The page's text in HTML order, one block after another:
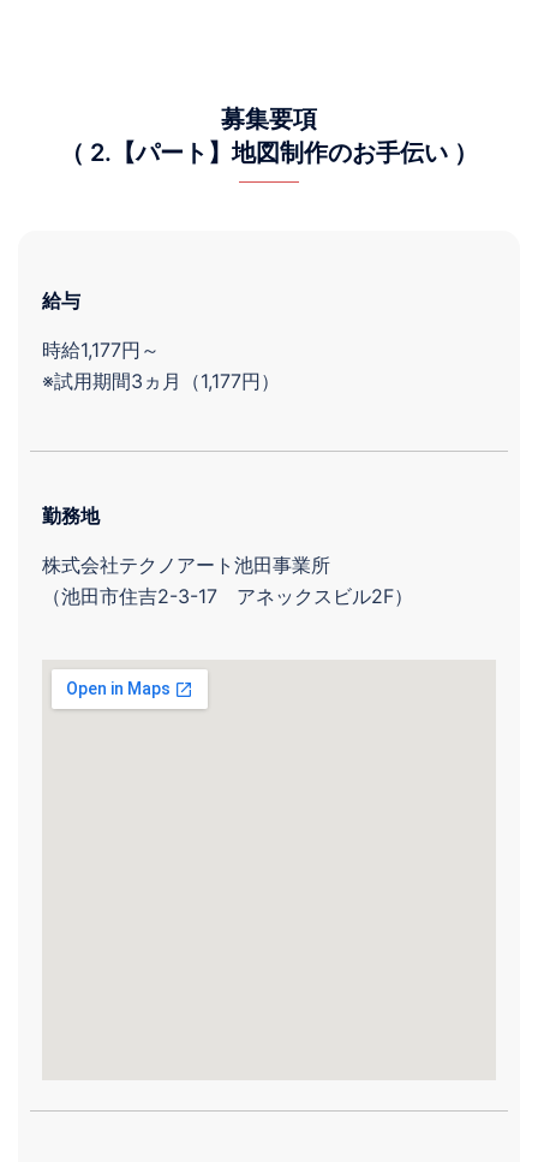
募集要項
（ 2.【パート】地図制作のお手伝い ）
給与
時給1,177円～
※試用期間3ヵ月（1,177円）
勤務地
株式会社テクノアート池田事業所
（池田市住吉2-3-17 アネックスビル2F）